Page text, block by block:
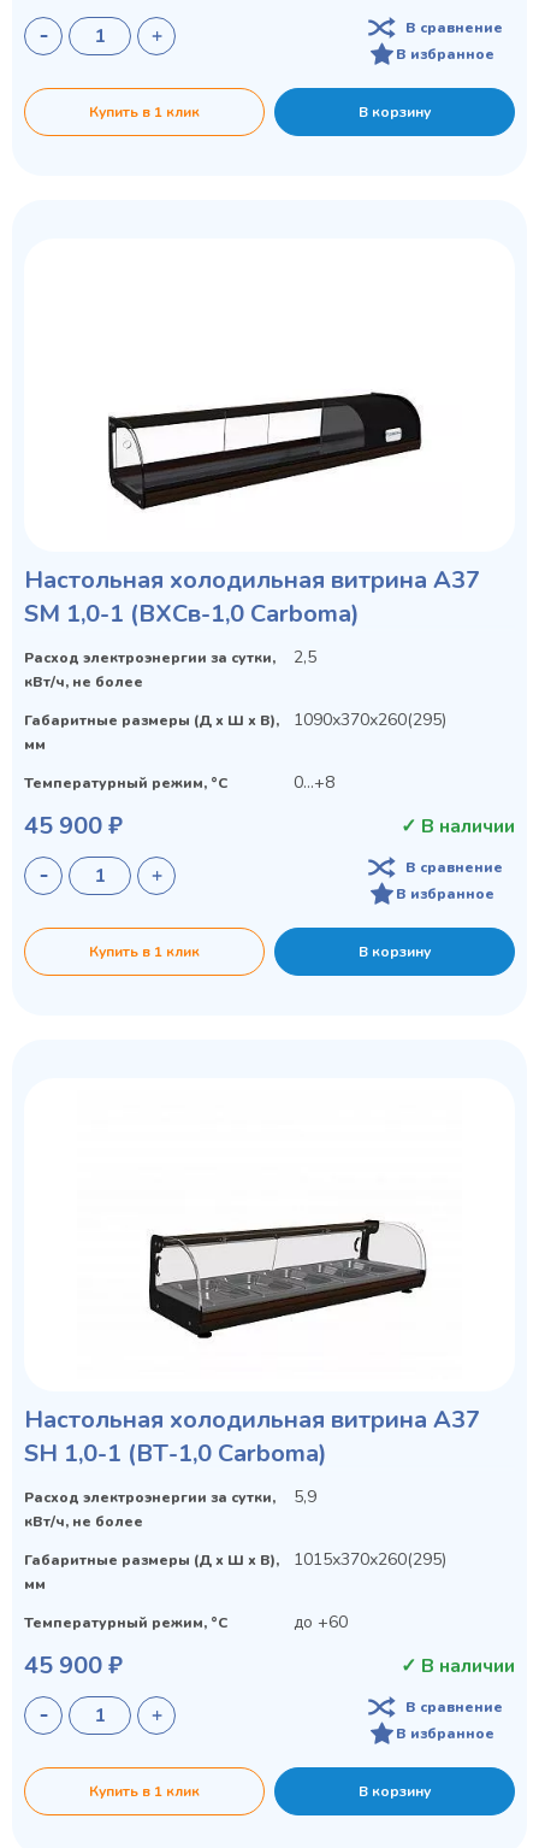
В сравнение
В избранное
Купить в 1 клик В корзину
Настольная холодильная витрина A37
SM 1,0-1 (ВХСв-1,0 Сarboma)
Расход электроэнергии за сутки,
кВт/ч, не более
2,5
Габаритные размеры (Д х Ш х В),
мм
1090х370х260(295)
Температурный режим, °C 0...+8
45 900 ₽ ✓ В наличии
В сравнение
В избранное
Купить в 1 клик В корзину
Настольная холодильная витрина A37
SH 1,0-1 (ВТ-1,0 Сarboma)
Расход электроэнергии за сутки,
кВт/ч, не более
5,9
Габаритные размеры (Д х Ш х В),
мм
1015х370х260(295)
Температурный режим, °C до +60
45 900 ₽ ✓ В наличии
В сравнение
В избранное
Купить в 1 клик В корзину